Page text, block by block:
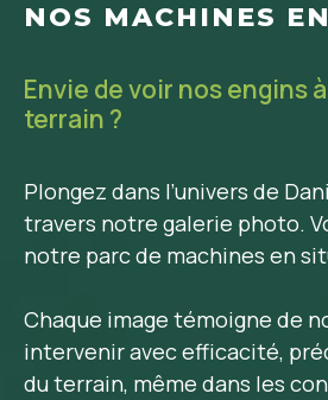
NOS MACHINES
Envie de voir nos engins
terrain ?
Plongez dans l’univers de
travers notre galerie photo.
notre parc de machines en
Chaque image témoigne de
intervenir avec efficacité,
du terrain, même dans les